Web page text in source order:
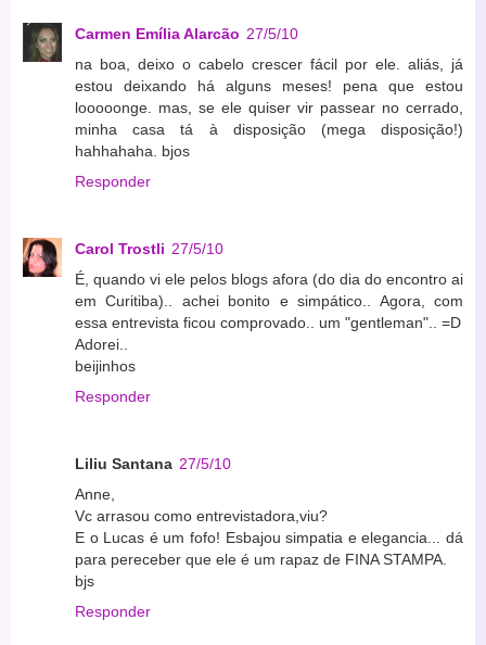
Carmen Emília Alarcão 27/5/10
na boa, deixo o cabelo crescer fácil por ele. aliás, já
estou deixando há alguns meses! pena que estou
looooonge. mas, se ele quiser vir passear no cerrado,
minha casa tá à disposição (mega disposição!)
hahhahaha. bjos
Responder
Carol Trostli 27/5/10
É, quando vi ele pelos blogs afora (do dia do encontro ai
em Curitiba).. achei bonito e simpático.. Agora, com
essa entrevista ficou comprovado.. um "gentleman".. =D
Adorei..
beijinhos
Responder
Liliu Santana 27/5/10
Anne,
Vc arrasou como entrevistadora,viu?
E o Lucas é um fofo! Esbajou simpatia e elegancia... dá
para pereceber que ele é um rapaz de FINA STAMPA.
bjs
Responder